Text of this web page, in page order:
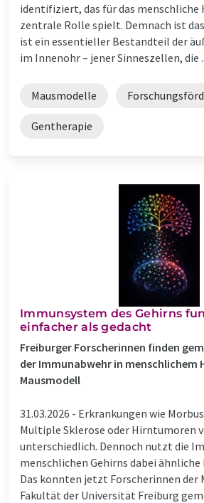
identifiziert, das für das menschliche
zentrale Rolle spielt. Demnach ist
ist ein essentieller Bestandteil der
im Innenohr – jener Sinneszellen, die
Mausmodelle
Gentherapie
Immunsystem des Gehirns
einfacher als gedacht
Freiburger Forscherinnen finden
der Immunabwehr in menschlichem
Mausmodell
31.03.2026 - Erkrankungen wie
Multiple Sklerose oder Hirntumoren
unterschiedlich. Dennoch nutzt die
menschlichen Gehirns dabei
Das konnten jetzt Forscherinnen der
Fakultät der Universität Freiburg